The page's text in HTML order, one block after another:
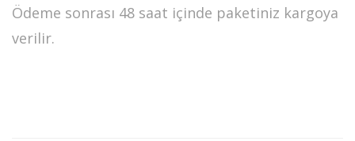
Ödeme sonrası 48 saat içinde paketiniz kargoya
verilir.